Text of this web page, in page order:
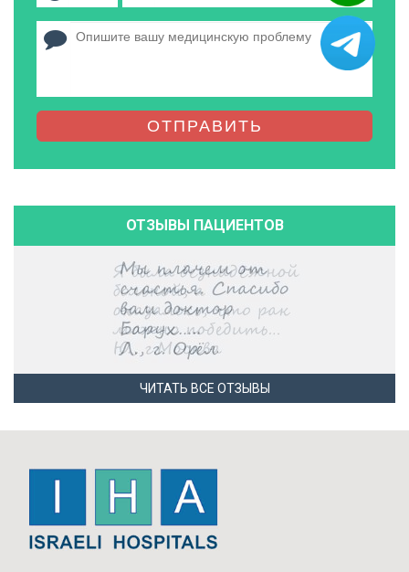
ОТПРАВИТЬ
ОТЗЫВЫ ПАЦИЕНТОВ
ЧИТАТЬ ВСЕ ОТЗЫВЫ